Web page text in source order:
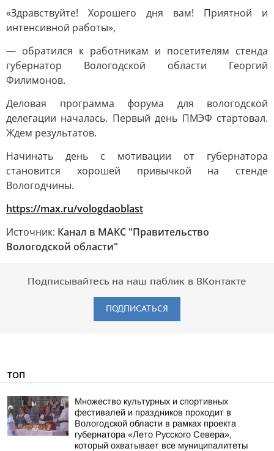
«Здравствуйте! Хорошего дня вам! Приятной и
интенсивной работы»,
— обратился к работникам и посетителям стенда
губернатор Вологодской области Георгий
Филимонов.
Деловая программа форума для вологодской
делегации началась. Первый день ПМЭФ стартовал.
Ждем результатов.
Начинать день с мотивации от губернатора
становится хорошей привычкой на стенде
Вологодчины.
https://max.ru/vologdaoblast
Источник: Канал в МАКС "Правительство
Вологодской области"
Подписывайтесь на наш паблик в ВКонтакте
ПОДПИСАТЬСЯ
ТОП
Множество культурных и спортивных
фестивалей и праздников проходит в
Вологодской области в рамках проекта
губернатора «Лето Русского Севера»,
который охватывает все муниципалитеты